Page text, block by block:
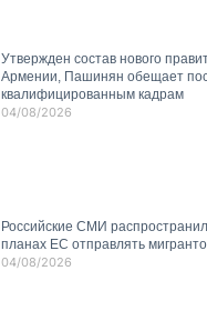
Утвержден состав нового
Армении, Пашинян обещает
квалифицированным кадрам
04/08/2026
Российские СМИ
планах ЕС отправлять
04/08/2026